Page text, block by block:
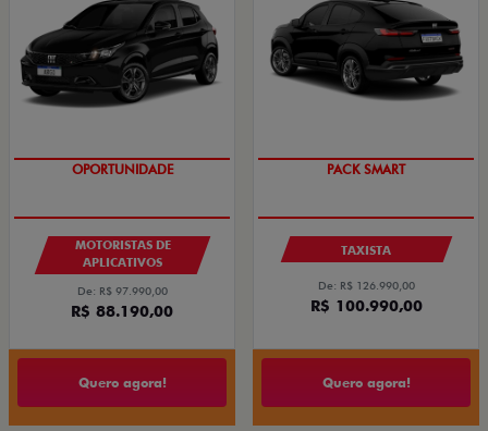
OPORTUNIDADE
MOTORISTAS DE
APLICATIVOS
De: R$ 97.990,00
R$ 88.190,00
Quero agora!
PACK SMART
TAXISTA
De: R$ 126.990,00
R$ 100.990,00
Quero agora!